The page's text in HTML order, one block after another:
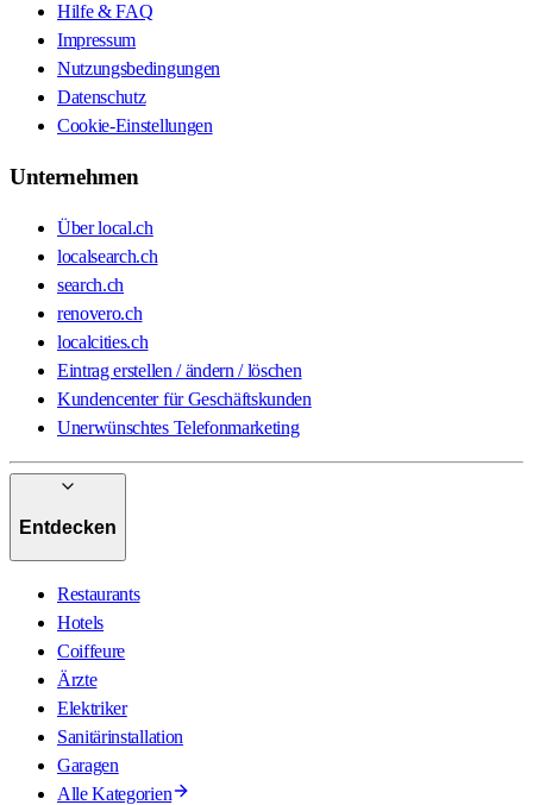
Hilfe & FAQ
Impressum
Nutzungsbedingungen
Datenschutz
Cookie-Einstellungen
Unternehmen
Über local.ch
localsearch.ch
search.ch
renovero.ch
localcities.ch
Eintrag erstellen / ändern / löschen
Kundencenter für Geschäftskunden
Unerwünschtes Telefonmarketing
Entdecken
Restaurants
Hotels
Coiffeure
Ärzte
Elektriker
Sanitärinstallation
Garagen
Alle Kategorien